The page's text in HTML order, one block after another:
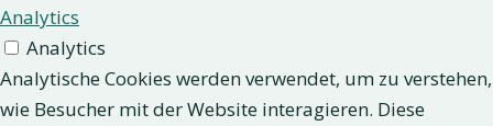
Analytics
Analytics
Analytische Cookies werden verwendet, um zu verstehen,
wie Besucher mit der Website interagieren. Diese